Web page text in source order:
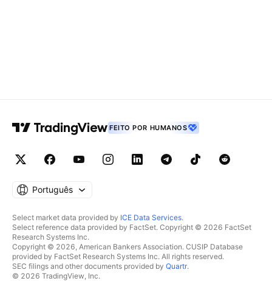
FEITO POR HUMANOS
Português
Select market data provided by ICE Data Services.
Select reference data provided by FactSet. Copyright © 2026 FactSet
Research Systems Inc.
Copyright © 2026, American Bankers Association. CUSIP Database
provided by FactSet Research Systems Inc. All rights reserved.
SEC filings and other documents provided by Quartr.
© 2026 TradingView, Inc.